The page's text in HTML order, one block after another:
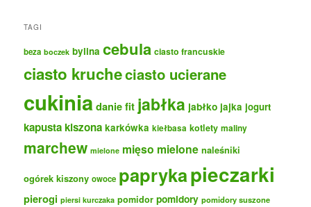
TAGI
beza boczek bylina cebula ciasto francuskie
ciasto krucheciasto ucierane
cukiniadanie fit jabłka jabłko jajka jogurt
kapusta kiszona karkówka kiełbasa kotlety maliny
marchew mielone mięso mielone naleśniki
ogórek kiszony owoce paprykapieczarki
pierogi piersi kurczaka pomidor pomidory pomidory suszone